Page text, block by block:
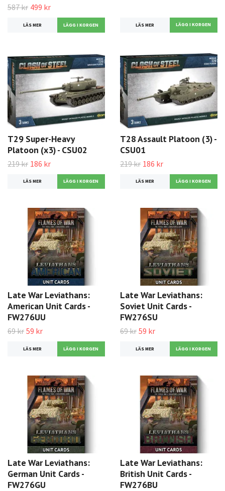
587 kr 499 kr
LÄS MER LÄS MER
T29 Super-Heavy
Platoon (x3) - CSU02
219 kr 186 kr
LÄS MER
T28 Assault Platoon (3) -
CSU01
219 kr 186 kr
LÄS MER
Late War Leviathans:
American Unit Cards -
FW276UU
69 kr 59 kr
LÄS MER
Late War Leviathans:
Soviet Unit Cards -
FW276SU
69 kr 59 kr
LÄS MER
Late War Leviathans:
German Unit Cards -
FW276GU
Late War Leviathans:
British Unit Cards -
FW276BU